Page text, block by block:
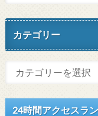
カテゴリー
24時間アクセスラ